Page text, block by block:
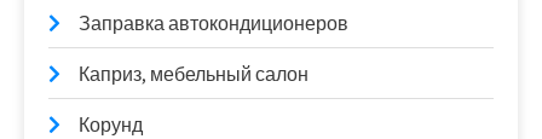
Заправка автокондиционеров
Каприз, мебельный салон
Корунд